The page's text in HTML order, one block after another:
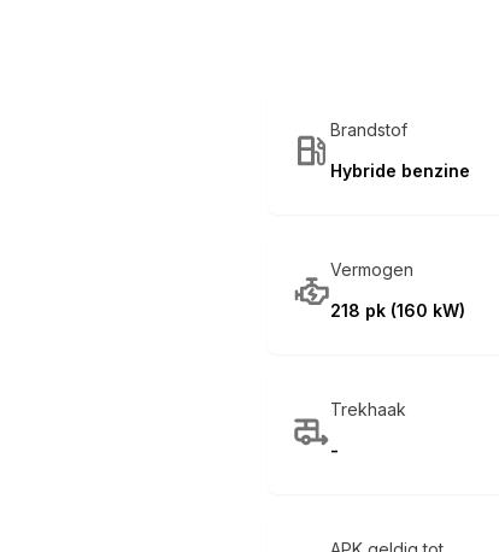
Brandstof
Hybride benzine
Vermogen
218 pk (160 kW)
Trekhaak
-